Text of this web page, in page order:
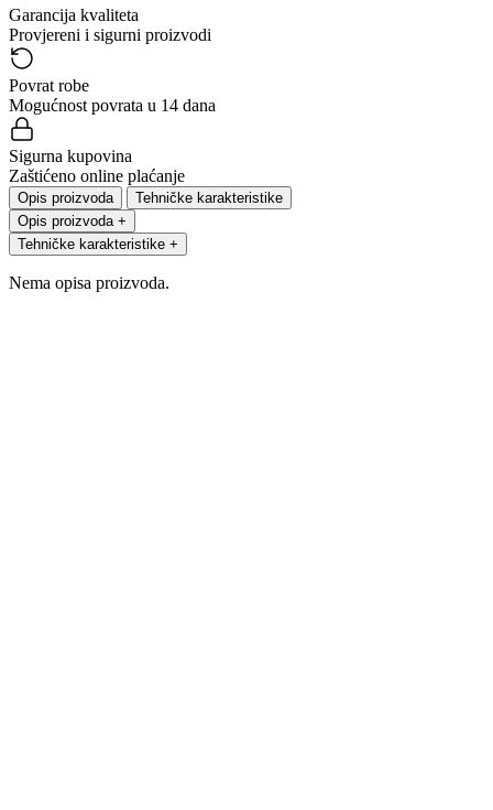
Garancija kvaliteta
Provjereni i sigurni proizvodi
Povrat robe
Mogućnost povrata u 14 dana
Sigurna kupovina
Zaštićeno online plaćanje
Opis proizvoda
Tehničke karakteristike
Opis proizvoda +
Tehničke karakteristike +
Nema opisa proizvoda.